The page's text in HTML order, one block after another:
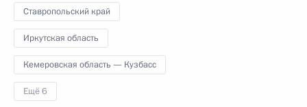
Ставропольский край
Иркутская область
Кемеровская область — Кузбасс
Ещё 6